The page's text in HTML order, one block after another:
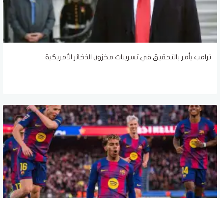
ترامب يأمر بالتحقيق في تسريبات مخزون الذخائر الأمريكية